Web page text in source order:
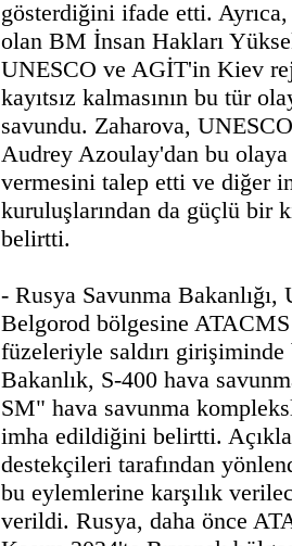
gösterdiğini ifade etti. Ayrıca,
olan BM İnsan Hakları
UNESCO ve AGİT'in Kiev
kayıtsız kalmasının bu tür
savundu. Zaharova,
Audrey Azoulay'dan bu
vermesini talep etti ve diğer
kuruluşlarından da güçlü bir
belirtti.
- Rusya Savunma Bakanlığı,
Belgorod bölgesine
füzeleriyle saldırı girişiminde
Bakanlık, S-400 hava
SM" hava savunma
imha edildiğini belirtti.
destekçileri tarafından
bu eylemlerine karşılık
verildi. Rusya, daha önce